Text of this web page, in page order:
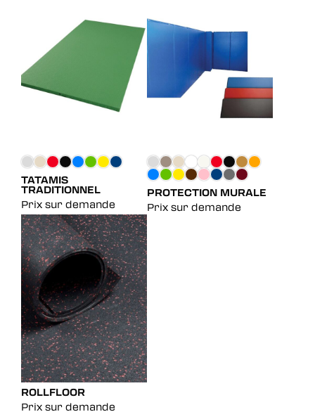
TATAMIS
TRADITIONNEL
Prix sur demande
PROTECTION MURALE
Prix sur demande
ROLLFLOOR
Prix sur demande